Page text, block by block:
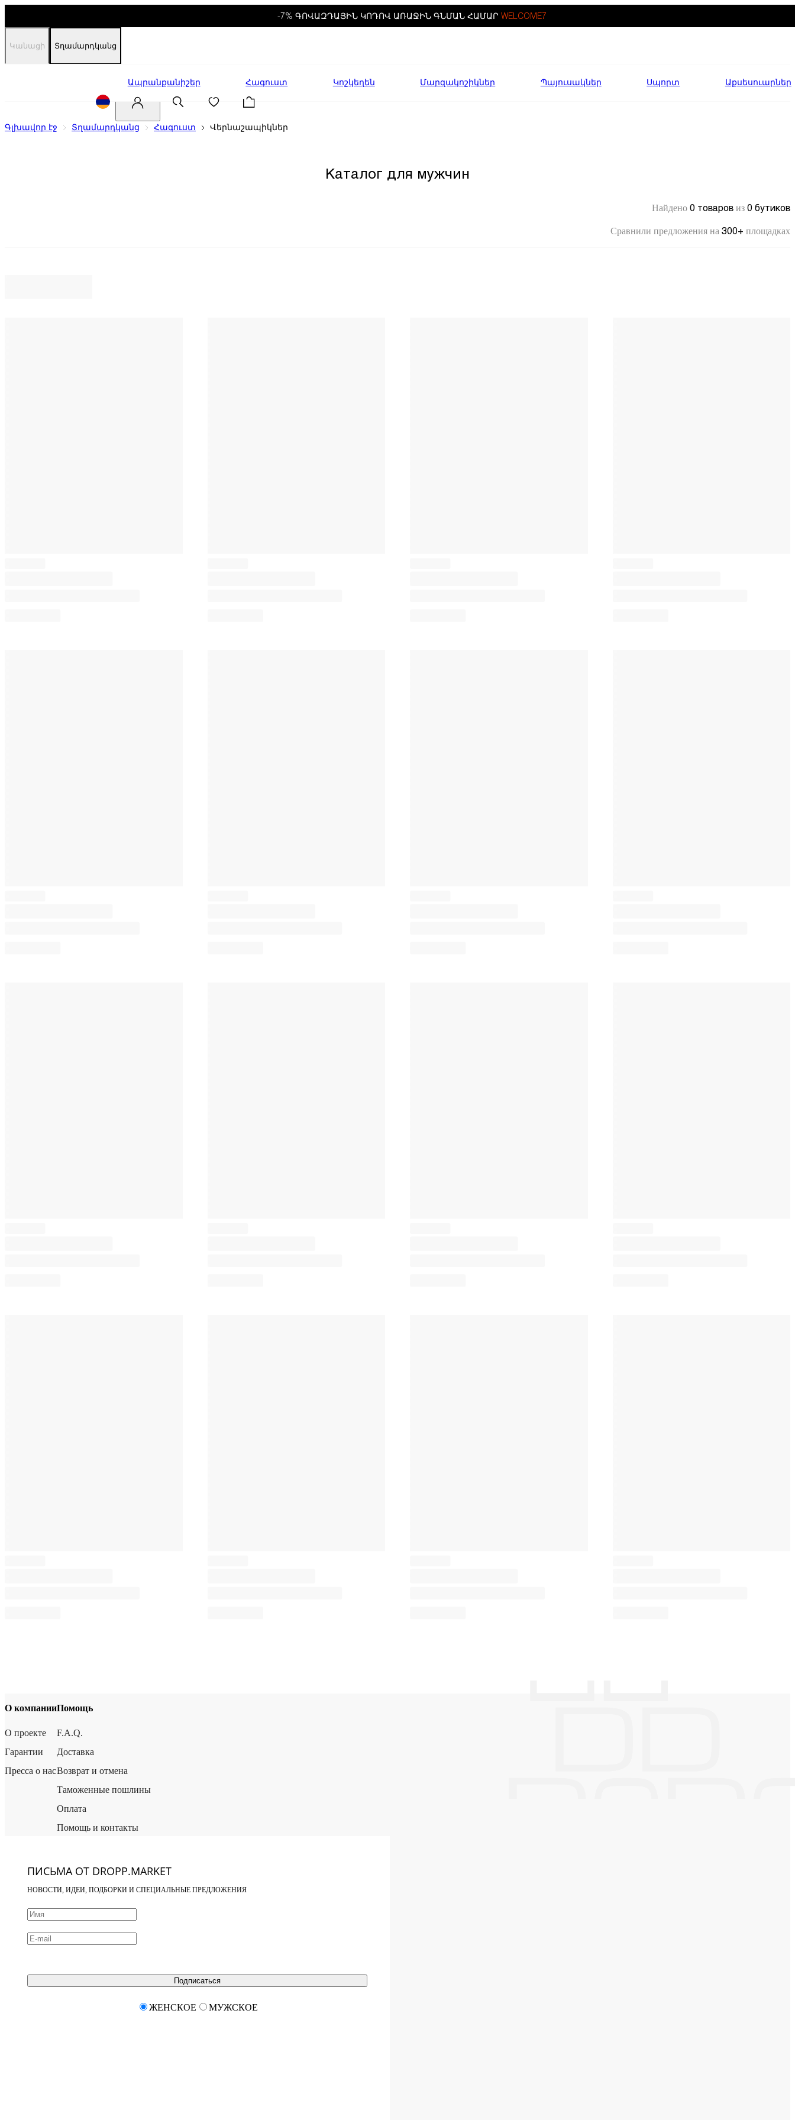
-7% ԳՈՎԱԶԴԱՅԻՆ ԿՈԴՈՎ ԱՌԱՋԻՆ ԳՆՄԱՆ ՀԱՄԱՐ WELCOME7
Կանացի Տղամարդկանց
Ապրանքանիշեր Հագուստ Կոշկեղեն Մարզակոշիկներ Պայուսակներ Սպորտ Աքսեսուարներ
Գլխավոր էջ Տղամարդկանց Հագուստ Վերնաշապիկներ
Каталог для мужчин
Найдено 0 товаров из 0 бутиков
Сравнили предложения на 300+ площадках
О компании
О проекте
Гарантии
Пресса о нас
Помощь
F.A.Q.
Доставка
Возврат и отмена
Таможенные пошлины
Оплата
Помощь и контакты
ПИСЬМА ОТ DROPP.MARKET
НОВОСТИ, ИДЕИ, ПОДБОРКИ И СПЕЦИАЛЬНЫЕ ПРЕДЛОЖЕНИЯ
Подписаться
ЖЕНСКОЕ МУЖСКОЕ